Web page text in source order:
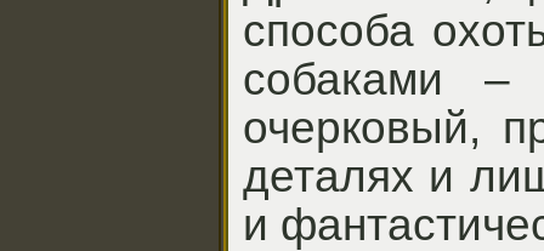
способа
собаками –
очерковый,
деталях и
и